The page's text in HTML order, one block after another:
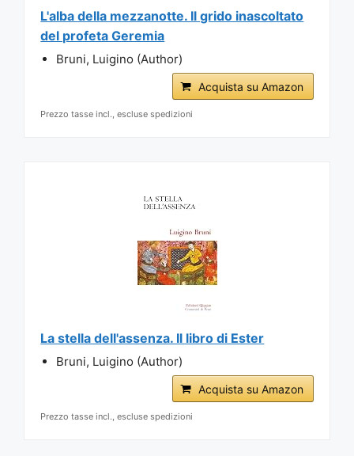
L'alba della mezzanotte. Il grido inascoltato
del profeta Geremia
Bruni, Luigino (Author)
Acquista su Amazon
Prezzo tasse incl., escluse spedizioni
La stella dell'assenza. Il libro di Ester
Bruni, Luigino (Author)
Acquista su Amazon
Prezzo tasse incl., escluse spedizioni